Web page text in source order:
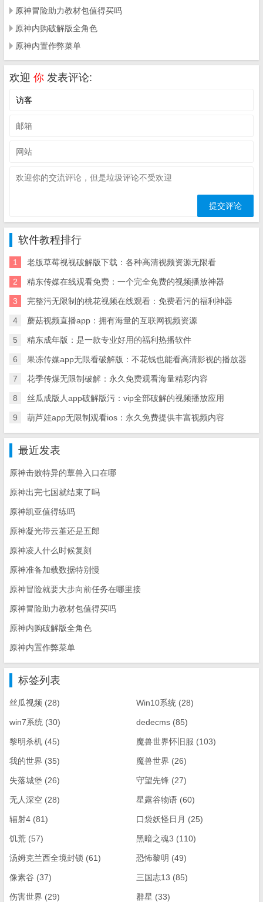
原神冒险助力教材包值得买吗
原神内购破解版全角色
原神内置作弊菜单
欢迎 你 发表评论:
软件教程排行
1 老版草莓视视破解版下载：各种高清视频资源无限看
2 精东传媒在线观看免费：一个完全免费的视频播放神器
3 完整污无限制的桃花视频在线观看：免费看污的福利神器
4 蘑菇视频直播app：拥有海量的互联网视频资源
5 精东成年版：是一款专业好用的福利热播软件
6 果冻传媒app无限看破解版：不花钱也能看高清影视的播放器
7 花季传煤无限制破解：永久免费观看海量精彩内容
8 丝瓜成版人app破解版污：vip全部破解的视频播放应用
9 葫芦娃app无限制观看ios：永久免费提供丰富视频内容
最近发表
原神击败特异的蕈兽入口在哪
原神出完七国就结束了吗
原神凯亚值得练吗
原神凝光带云堇还是五郎
原神凌人什么时候复刻
原神准备加载数据特别慢
原神冒险就要大步向前任务在哪里接
原神冒险助力教材包值得买吗
原神内购破解版全角色
原神内置作弊菜单
标签列表
丝瓜视频 (28) Win10系统 (28)
win7系统 (30) dedecms (85)
黎明杀机 (45) 魔兽世界怀旧服 (103)
我的世界 (35) 魔兽世界 (26)
失落城堡 (26) 守望先锋 (27)
无人深空 (28) 星露谷物语 (60)
辐射4 (81) 口袋妖怪日月 (25)
饥荒 (57) 黑暗之魂3 (110)
汤姆克兰西全境封锁 (61) 恐怖黎明 (49)
像素谷 (37) 三国志13 (85)
伤害世界 (29) 群星 (33)